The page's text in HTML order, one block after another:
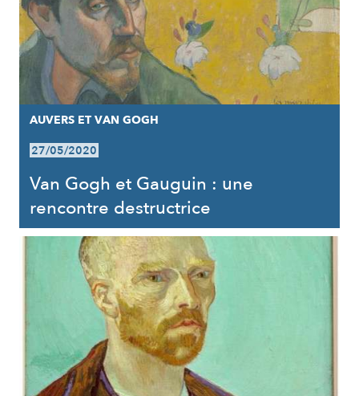
AUVERS ET VAN GOGH
27/05/2020
Van Gogh et Gauguin : une
rencontre destructrice